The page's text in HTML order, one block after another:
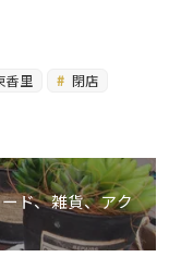
香里
閉店
ド、雑貨、アク